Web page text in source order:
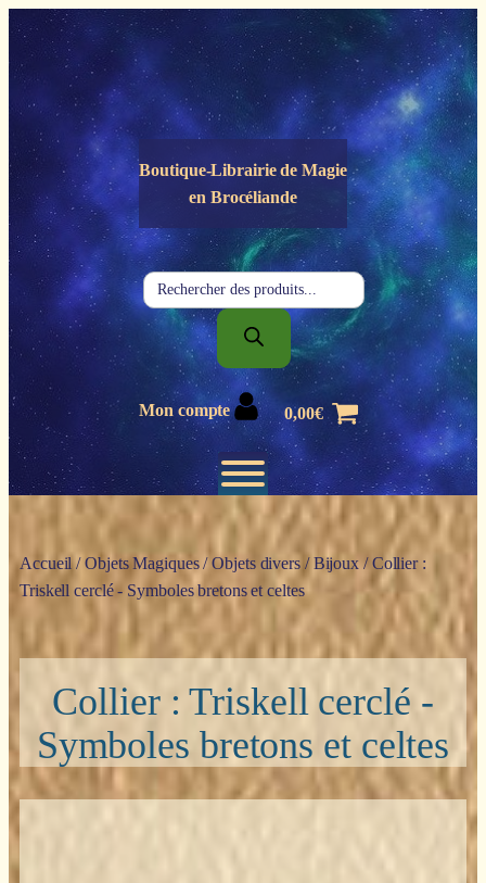
Panneau de gestion des cookies
Boutique-Librairie deMagie
en Brocéliande
Recherche
de
produits
Mon compte 0,00€
Accueil /Objets Magiques/Objets divers/Bijoux / Collier :
Triskell cerclé - Symboles bretons et celtes
Collier : Triskell cerclé -
Symboles bretons et celtes